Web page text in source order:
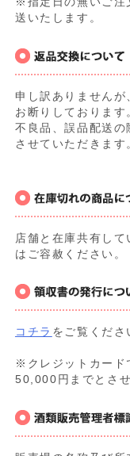
送いたします。
申し訳ありませんが
お断りしております
不良品、誤品配送
させていただきます
店舗と在庫共有し
はご容赦ください。
コチラ をご覧くださ
※クレジットカード
50,000円までとさ